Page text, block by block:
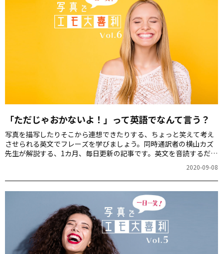
「ただじゃおかないよ！」って英語でなんて言う？
写真を描写したりそこから連想できたりする、ちょっと笑えて考え
させられる英文でフレーズを学びましょう。同時通訳者の横山カズ
先生が解説する、1カ月、毎日更新の記事です。英文を音読するだけ
でもスピーキング力が上がりますよ！第6回のお題は「こちらを凝視
2020-09-08